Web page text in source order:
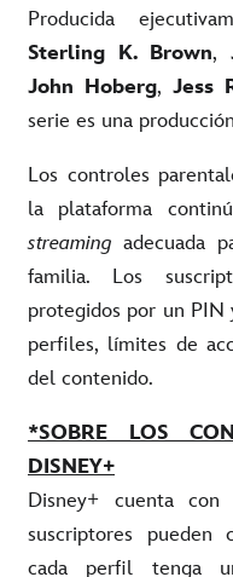
Producida
Sterling K. Brown,
John Hoberg, Jess
serie es una
Los controles
la plataforma
streaming adecuada
familia. Los
protegidos por un PIN
perfiles, límites de
del contenido.
*SOBRE LOS
DISNEY+
Disney+ cuenta
suscriptores pueden
cada perfil tenga